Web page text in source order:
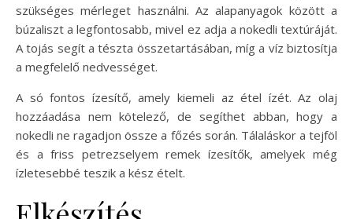
szükséges mérleget használni. Az alapanyagok között a
búzaliszt a legfontosabb, mivel ez adja a nokedli textúráját.
A tojás segít a tészta összetartásában, míg a víz biztosítja
a megfelelő nedvességet.
A só fontos ízesítő, amely kiemeli az étel ízét. Az olaj
hozzáadása nem kötelező, de segíthet abban, hogy a
nokedli ne ragadjon össze a főzés során. Tálaláskor a tejföl
és a friss petrezselyem remek ízesítők, amelyek még
ízletesebbé teszik a kész ételt.